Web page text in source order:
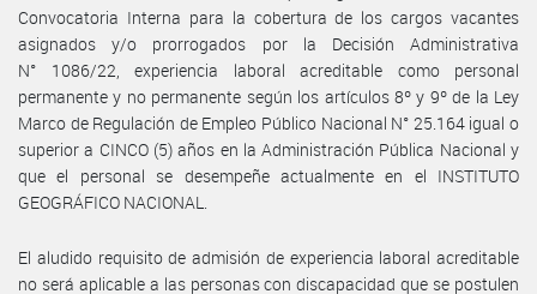
Convocatoria Interna para la cobertura de los cargos vacantes
asignados y/o prorrogados por la Decisión Administrativa
N° 1086/22, experiencia laboral acreditable como personal
permanente y no permanente según los artículos 8º y 9º de la Ley
Marco de Regulación de Empleo Público Nacional N° 25.164 igual o
superior a CINCO (5) años en la Administración Pública Nacional y
que el personal se desempeñe actualmente en el INSTITUTO
GEOGRÁFICO NACIONAL.
El aludido requisito de admisión de experiencia laboral acreditable
no será aplicable a las personas con discapacidad que se postulen